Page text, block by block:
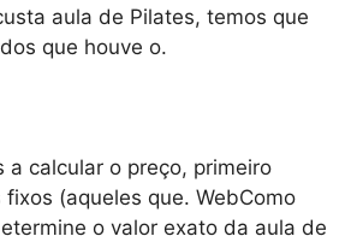
aula de Pilates, temos que
que houve o.
a calcular o preço, primeiro
(aqueles que. WebComo
o valor exato da aula de